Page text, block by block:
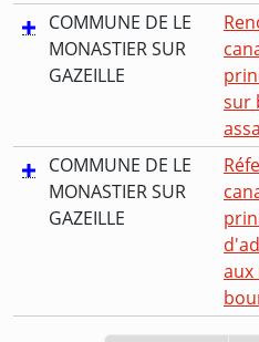
COMMUNE DE LE
MONASTIER SUR
GAZEILLE
sur
COMMUNE DE LE
MONASTIER SUR
GAZEILLE
aux